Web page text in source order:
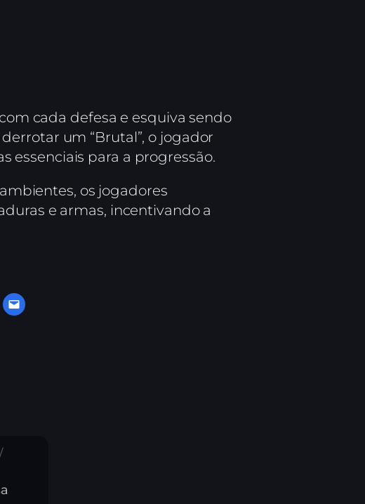
cada defesa e esquiva sendo
derrotar um “Brutal”, o jogador
essenciais para a progressão.
os jogadores
e armas, incentivando a